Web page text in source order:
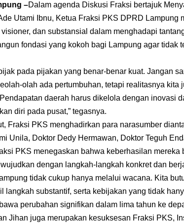
–Dalam agenda Diskusi Fraksi bertajuk
Utami Ibnu, Ketua Fraksi PKS DPRD Lampung
dan substansial dalam menghadapi
fondasi yang kokoh bagi Lampung agar tidak
pada pijakan yang benar-benar kuat. Jangan
olah ada pertumbuhan, tetapi realitasnya kita
daerah harus dikelola dengan inovasi
diri pada pusat,” tegasnya.
Fraksi PKS menghadirkan para narasumber
Unila, Doktor Dedy Hermawan, Doktor Teguh
PKS menegaskan bahwa keberhasilan mereka
dengan langkah-langkah konkret dan
tidak cukup hanya melalui wacana. Kita
langkah substantif, serta kebijakan yang tidak
perubahan signifikan dalam lima tahun ke
Jihan juga merupakan kesuksesan Fraksi PKS,